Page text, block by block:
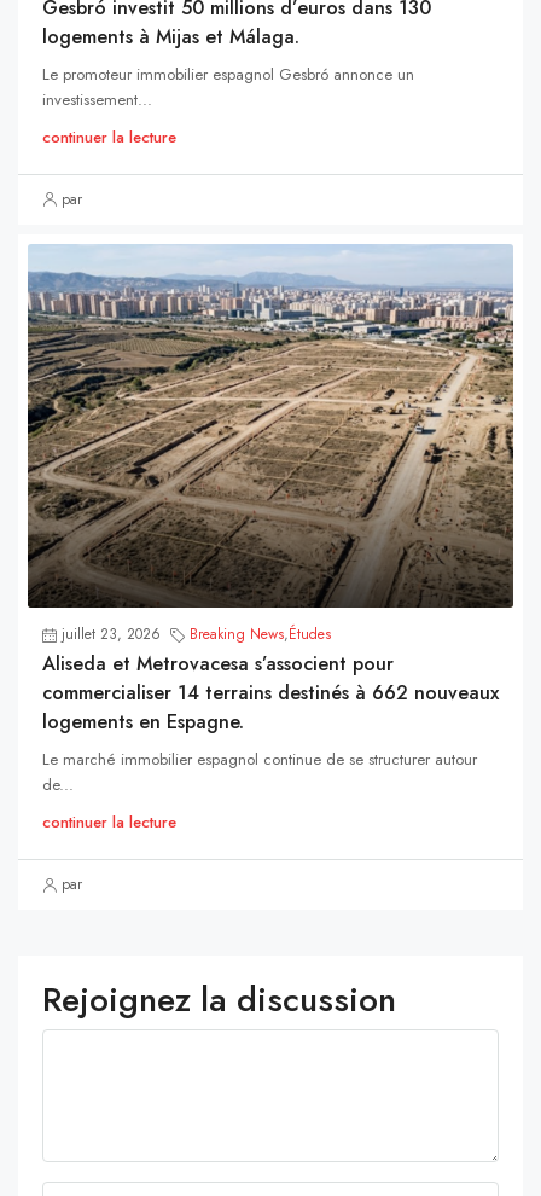
Gesbró investit 50 millions d’euros dans 130
logements à Mijas et Málaga.
Le promoteur immobilier espagnol Gesbró annonce un
investissement...
continuer la lecture
par
juillet 23, 2026 Breaking News,Études
Aliseda et Metrovacesa s’associent pour
commercialiser 14 terrains destinés à 662 nouveaux
logements en Espagne.
Le marché immobilier espagnol continue de se structurer autour
de...
continuer la lecture
par
Rejoignez la discussion